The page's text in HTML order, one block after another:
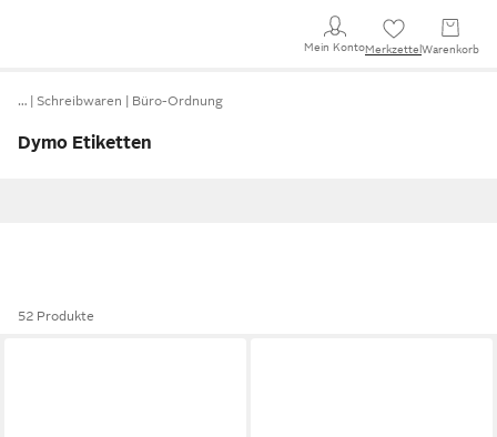
Mein KontoMerkzettel Warenkorb
… Schreibwaren Büro-Ordnung
Dymo Etiketten
52 Produkte